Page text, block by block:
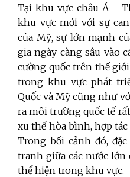
Tại khu vực châu Á -
khu vực mới với sự
của Mỹ, sự lớn mạnh
gia ngày càng sâu vào
cường quốc trên thế
trong khu vực phát
Quốc và Mỹ cũng như
ra môi trường quốc tế
xu thế hòa bình, hợp
Trong bối cảnh đó,
tranh giữa các nước lớn
thể hiện trong khu vực.